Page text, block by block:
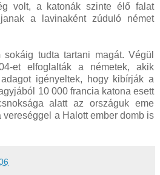
volt, a katonák szinte élő falat
a lavinaként zúduló német
tudta tartani magát. Végül
et elfoglalták a németek, akik
igényeltek, hogy kibírják a
10 000 francia katona esett
alatt az országuk eme
vereséggel a Halott ember domb is